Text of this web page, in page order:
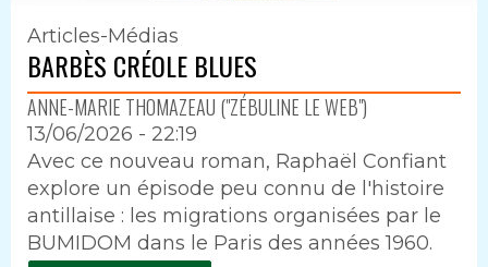
Articles-Médias
BARBÈS CRÉOLE BLUES
ANNE-MARIE THOMAZEAU ("ZÉBULINE LE WEB")
13/06/2026 - 22:19
Intro
Avec ce nouveau roman, Raphaël Confiant
explore un épisode peu connu de l'histoire
antillaise : les migrations organisées par le
BUMIDOM dans le Paris des années 1960.